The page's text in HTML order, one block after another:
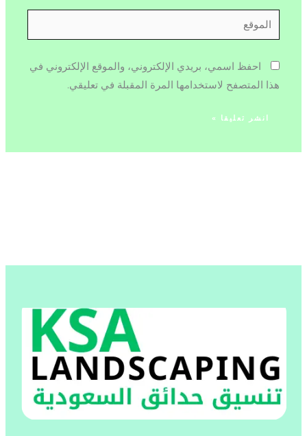
الموقع
احفظ اسمي، بريدي الإلكتروني، والموقع الإلكتروني في
هذا المتصفح لاستخدامها المرة المقبلة في تعليقي.